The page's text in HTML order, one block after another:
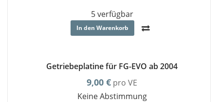
5 verfügbar
In den Warenkorb
Getriebeplatine für FG-EVO ab 2004
9,00 € pro VE
Keine Abstimmung